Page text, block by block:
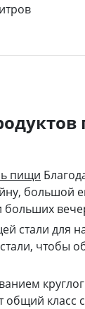
пищи
большой
больших
стали для
чтобы
общий класс